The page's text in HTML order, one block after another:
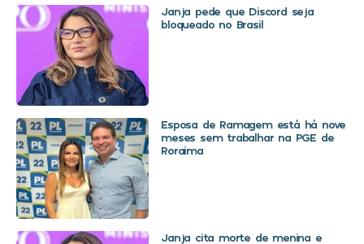
Janja pede que Discord seja
bloqueado no Brasil
Esposa de Ramagem está há nove
meses sem trabalhar na PGE de
Roraima
Janja cita morte de menina e